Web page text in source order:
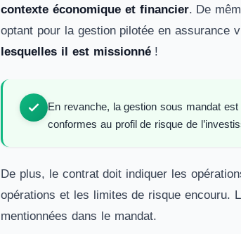
contexte économique et financier. De
optant pour la gestion pilotée en assurance
lesquelles il est missionné!
En revanche, la gestion sous mandat
conformes au profil de risque de
De plus, le contrat doit indiquer les
opérations et les limites de risque encouru.
mentionnées dans le mandat.